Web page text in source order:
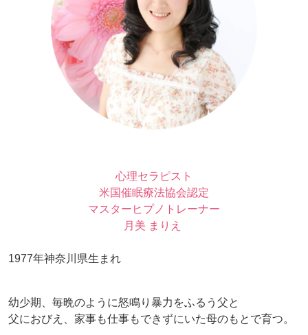
心理セラピスト
米国催眠療法協会認定
マスターヒプノトレーナー
月美 まりえ
1977年神奈川県生まれ
幼少期、毎晩のように怒鳴り暴力をふるう父と
父におびえ、家事も仕事もできずにいた母のもとで育つ。